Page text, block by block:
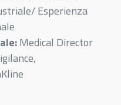
Esperienza
Medical Director